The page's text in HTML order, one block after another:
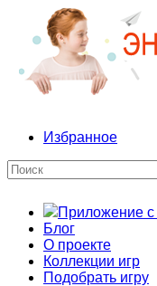
Избранное
Приложение
Блог
О проекте
Коллекции игр
Подобрать игру